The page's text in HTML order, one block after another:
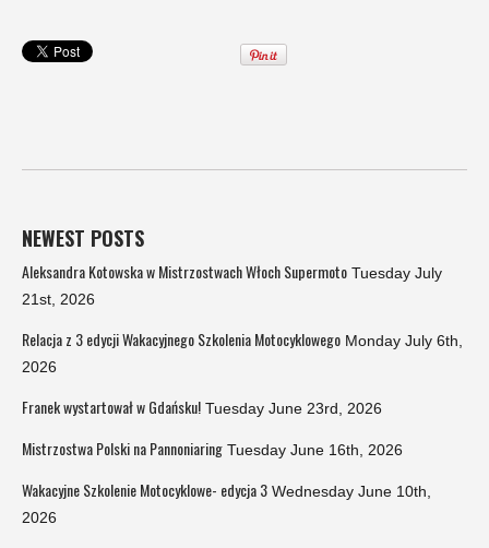
NEWEST POSTS
Aleksandra Kotowska w Mistrzostwach Włoch Supermoto Tuesday July
21st, 2026
Relacja z 3 edycji Wakacyjnego Szkolenia Motocyklowego Monday July 6th,
2026
Franek wystartował w Gdańsku! Tuesday June 23rd, 2026
Mistrzostwa Polski na Pannoniaring Tuesday June 16th, 2026
Wakacyjne Szkolenie Motocyklowe- edycja 3 Wednesday June 10th,
2026